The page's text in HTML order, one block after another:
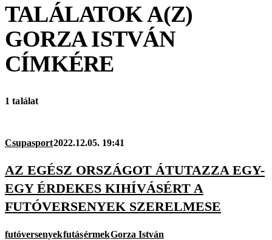
TALÁLATOK A(Z)
GORZA ISTVÁN
CÍMKÉRE
1 találat
Csupasport2022.12.05. 19:41
AZ EGÉSZ ORSZÁGOT ÁTUTAZZA EGY-
EGY ÉRDEKES KIHÍVÁSÉRT A
FUTÓVERSENYEK SZERELMESE
futóversenyekfutásérmekGorza István